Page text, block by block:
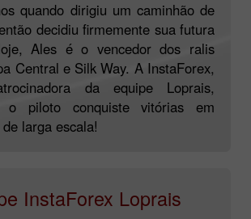
quando dirigiu um caminhão de
decidiu firmemente sua futura
Ales é o vencedor dos ralis
Central e Silk Way. A InstaForex,
da equipe Loprais,
o piloto conquiste vitórias em
larga escala!
InstaForex Loprais